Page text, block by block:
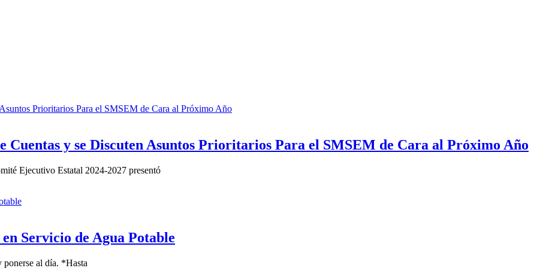
y se Discuten Asuntos Prioritarios Para el SMSEM de Cara al Próximo Año
Ejecutivo Estatal 2024-2027 presentó
Servicio de Agua Potable
al día. *Hasta